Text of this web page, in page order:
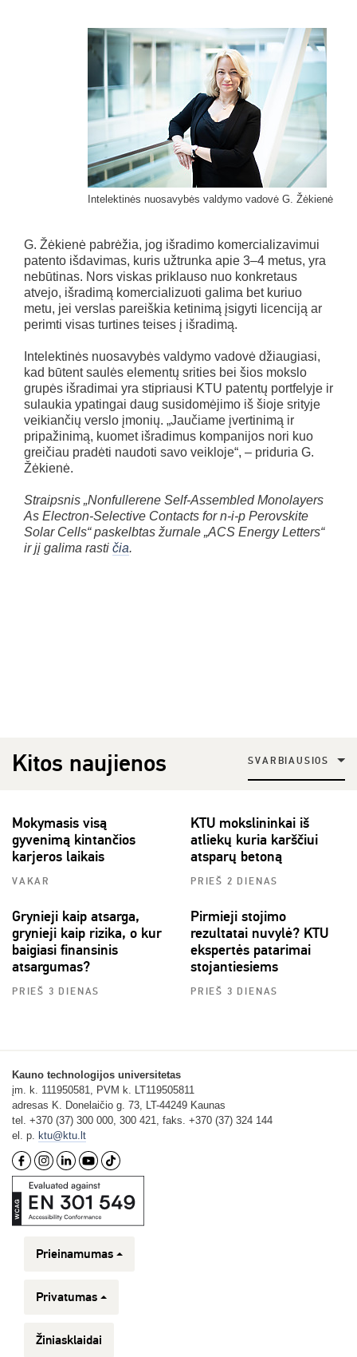
Intelektinės nuosavybės valdymo vadovė G. Žėkienė
G. Žėkienė pabrėžia, jog išradimo komercializavimui
patento išdavimas, kuris užtrunka apie 3–4 metus, yra
nebūtinas. Nors viskas priklauso nuo konkretaus
atvejo, išradimą komercializuoti galima bet kuriuo
metu, jei verslas pareiškia ketinimą įsigyti licenciją ar
perimti visas turtines teises į išradimą.
Intelektinės nuosavybės valdymo vadovė džiaugiasi,
kad būtent saulės elementų srities bei šios mokslo
grupės išradimai yra stipriausi KTU patentų portfelyje ir
sulaukia ypatingai daug susidomėjimo iš šioje srityje
veikiančių verslo įmonių. „Jaučiame įvertinimą ir
pripažinimą, kuomet išradimus kompanijos nori kuo
greičiau pradėti naudoti savo veikloje“, – priduria G.
Žėkienė.
Straipsnis „Nonfullerene Self-Assembled Monolayers
As Electron-Selective Contacts for n-i-p Perovskite
Solar Cells“ paskelbtas žurnale „ACS Energy Letters“
ir jį galima rasti čia.
Kitos naujienos SVARBIAUSIOS
Mokymasis visą
gyvenimą kintančios
karjeros laikais
VAKAR
KTU mokslininkai iš
atliekų kuria karščiui
atsparų betoną
PRIEŠ 2 DIENAS
Grynieji kaip atsarga,
grynieji kaip rizika, o kur
baigiasi finansinis
atsargumas?
PRIEŠ 3 DIENAS
Pirmieji stojimo
rezultatai nuvylė? KTU
ekspertės patarimai
stojantiesiems
PRIEŠ 3 DIENAS
Kauno technologijos universitetas
įm. k. 111950581, PVM k. LT119505811
adresas K. Donelaičio g. 73, LT-44249 Kaunas
tel. +370 (37) 300 000, 300 421, faks. +370 (37) 324 144
el. p.
ktu@ktu.lt
Prieinamumas
Privatumas
Žiniasklaidai